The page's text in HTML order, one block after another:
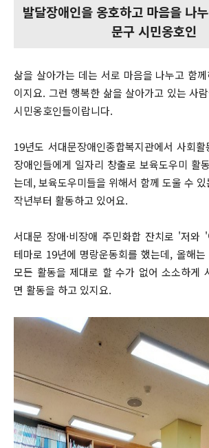
발달장애인을 옹호하고 마음을 나
문구 시민옹호인
삶을 살아가는 데는 서로 마음을 나누고 함
이지요. 그런 행복한 삶을 살아가고 있는 사
시민옹호인들이랍니다.
19년도 서대문장애인종합복지관에서 사회
장애인들에게 일자리 창출로 보육도우미 활
는데, 보육도우미들을 위해서 함께 도울 수
작년부터 활동하고 있어요.
서대문 장애·비장애 주민화합 잔치로 '저와
테마로 19년에 명랑운동회를 했는데, 올해
모든 활동을 제대로 할 수가 없어 소소하게
면 활동을 하고 있지요.